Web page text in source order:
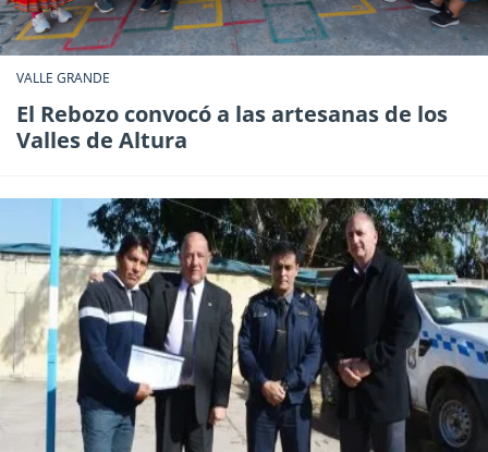
VALLE GRANDE
El Rebozo convocó a las artesanas de los
Valles de Altura